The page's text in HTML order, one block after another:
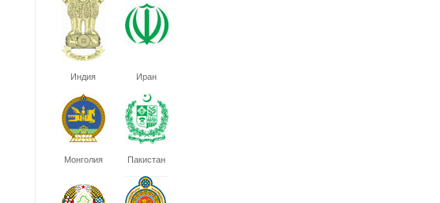
Индия Иран
Монголия Пакистан